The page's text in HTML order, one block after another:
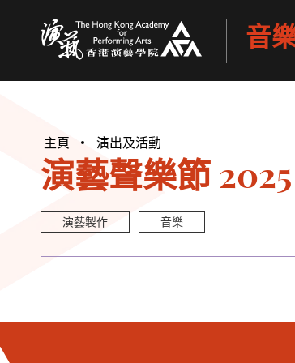
音
主頁 演出及活動
演藝聲樂節
演藝製作 音樂